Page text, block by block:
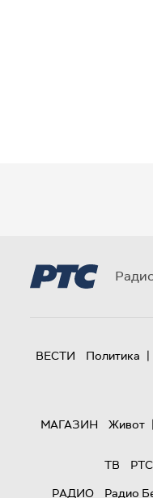
ВЕСТИ Политика |
МАГАЗИН
Живот |
ТВ
РАДИО
Радио